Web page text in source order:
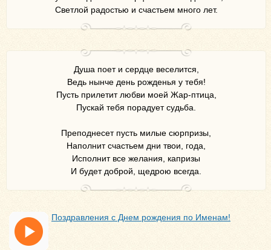
Светлой радостью и счастьем много лет.
Душа поет и сердце веселится,
Ведь нынче день рожденья у тебя!
Пусть прилетит любви моей Жар-птица,
Пускай тебя порадует судьба.
Преподнесет пусть милые сюрпризы,
Наполнит счастьем дни твои, года,
Исполнит все желания, капризы
И будет доброй, щедрою всегда.
Поздравления с Днем рождения по Именам!